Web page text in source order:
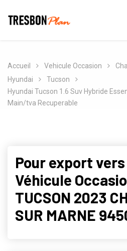
Accueil Vehicule Occasion
Hyundai
Tucson
Hyundai Tucson 1.6 Suv Hybride
Main/tva Recuperable
Pour export
Véhicule
TUCSON 2023
SUR MARNE